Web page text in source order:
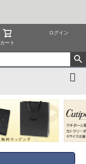
カート
ログイン